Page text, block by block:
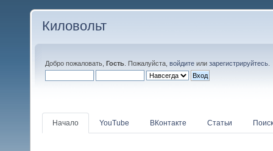
Киловольт
Добро пожаловать, Гость . Пожалуйста, войдите или зарегистрируйтесь
Начало YouTube ВКонтакте Статьи Поиск